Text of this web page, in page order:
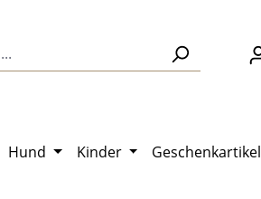
Hund Kinder Geschenkartikel